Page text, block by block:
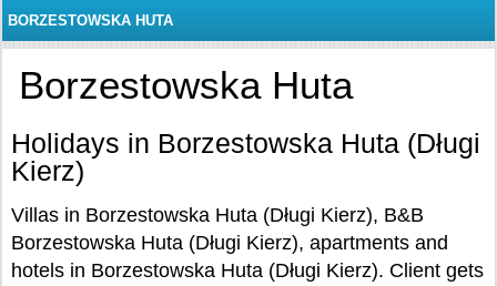
BORZESTOWSKA HUTA
Borzestowska Huta
Holidays in Borzestowska Huta (Długi
Kierz)
Villas in Borzestowska Huta (Długi Kierz), B&B
Borzestowska Huta (Długi Kierz), apartments and
hotels in Borzestowska Huta (Długi Kierz). Client gets